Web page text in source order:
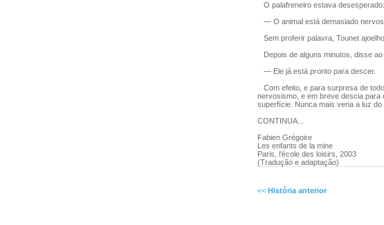
O palafreneiro estava desesperado:
— O animal está demasiado
Sem proferir palavra, Tounet
Depois de alguns minutos, disse ao
— Ele já está pronto para descer.
Com efeito, e para surpresa de
nervosismo, e em breve descia para
superfície. Nunca mais veria a luz do
CONTINUA...
Fabien Grégoire
Les enfants de la mine
Paris, l’école des loisirs, 2003
(Tradução e adaptação)
<< História anterior